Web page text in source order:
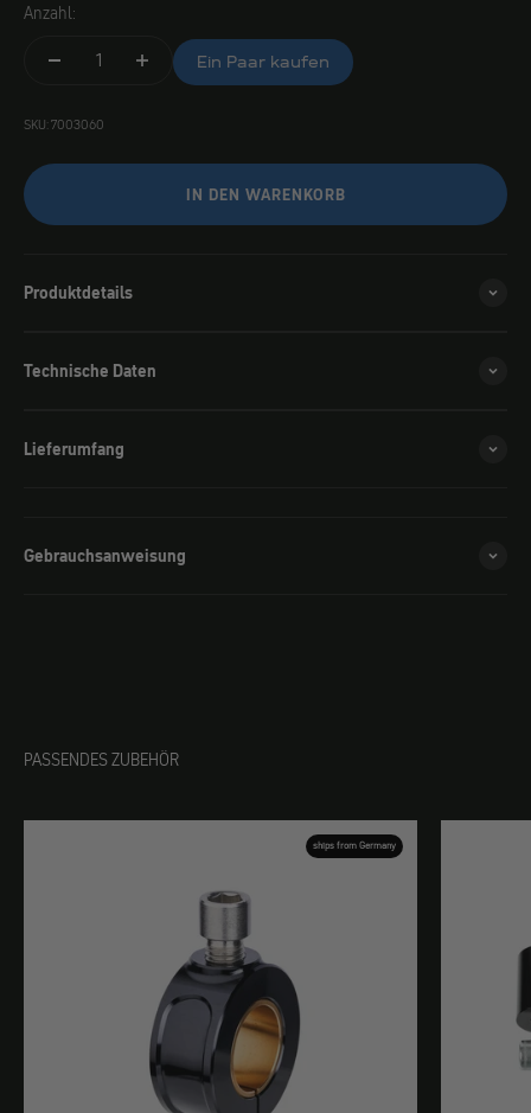
Anzahl:
Ein Paar kaufen
SKU: 7003060
IN DEN WARENKORB
Produktdetails
Technische Daten
Lieferumfang
Gebrauchsanweisung
PASSENDES ZUBEHÖR
ships from Germany